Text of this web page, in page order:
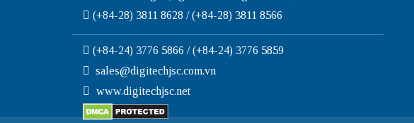
(+84-28) 3811 8628 / (+84-28) 3811 8566
(+84-24) 3776 5866 / (+84-24) 3776 5859
sales@digitechjsc.com.vn
www.digitechjsc.net